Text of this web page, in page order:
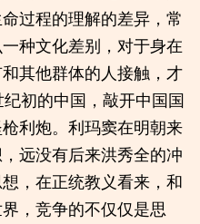
过程的理解的差异，常
种文化差别，对于身在
其他群体的人接触，才
初的中国，敲开中国国
利炮。利玛窦在明朝来
远没有后来洪秀全的冲
，在正统教义看来，和
，竞争的不仅仅是思